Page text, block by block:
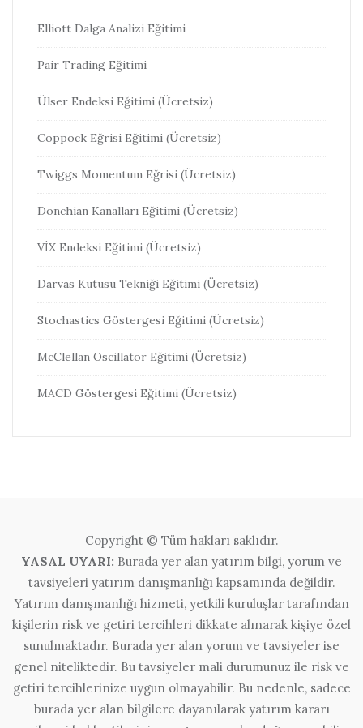
Elliott Dalga Analizi Eğitimi
Pair Trading Eğitimi
Ülser Endeksi Eğitimi (Ücretsiz)
Coppock Eğrisi Eğitimi (Ücretsiz)
Twiggs Momentum Eğrisi (Ücretsiz)
Donchian Kanalları Eğitimi (Ücretsiz)
VİX Endeksi Eğitimi (Ücretsiz)
Darvas Kutusu Tekniği Eğitimi (Ücretsiz)
Stochastics Göstergesi Eğitimi (Ücretsiz)
McClellan Oscillator Eğitimi (Ücretsiz)
MACD Göstergesi Eğitimi (Ücretsiz)
Copyright © Tüm hakları saklıdır.
YASAL UYARI: Burada yer alan yatırım bilgi, yorum ve
tavsiyeleri yatırım danışmanlığı kapsamında değildir.
Yatırım danışmanlığı hizmeti, yetkili kuruluşlar tarafından
kişilerin risk ve getiri tercihleri dikkate alınarak kişiye özel
sunulmaktadır. Burada yer alan yorum ve tavsiyeler ise
genel niteliktedir. Bu tavsiyeler mali durumunuz ile risk ve
getiri tercihlerinize uygun olmayabilir. Bu nedenle, sadece
burada yer alan bilgilere dayanılarak yatırım kararı